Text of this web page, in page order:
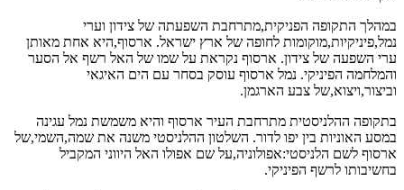
במהלך התקופה הפניקית,מתרחבת השפעתה של צידון וערי
נמל,פיניקיות,מוקומות לחופה של ארץ ישראל. ארסוף,היא אחת מאותן
ערי השפעה של צידון. ארסוף נקראת על שמו של האל רשף אל הסער
והמלחמה הפיניקי. נמל ארסוף עוסק בסחר עם הים האיגאי
וביצור,ויצוא,של צבע הארגמן.
בתקופה ההלניסטית מתרחבת העיר ארסוף והיא משמשת נמל עגינה
במסע האוניות בין יפו לדור. השלטון ההלניסטי משנה את שמה,השמי,של
ארסוף לשם הלניסטי:אפולוניה,על שם אפולו האל היווני המקביל
בחשיבותו לרשף הפיניקי.